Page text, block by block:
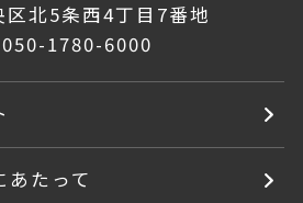
区北5条西4丁目7番地
050-1780-6000
あたって